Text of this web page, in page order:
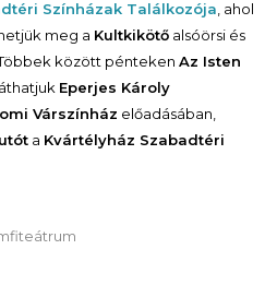
Színházak Találkozója , ahol
meg a Kultkikötő alsóörsi és
között pénteken Az Isten
Eperjes Károly
Várszínház előadásában,
a Kvártélyház Szabadtéri